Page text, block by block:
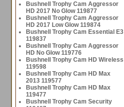
Bushnell Trophy Cam Aggressor
HD 2017 No Glow 119877
Bushnell Trophy Cam Aggressor
HD 2017 Low Glow 119874
Bushnell Trophy Cam Essential E3
119837
Bushnell Trophy Cam Aggressor
HD No Glow 119776
Bushnell Trophy Cam HD Wireless
119598
Bushnell Trophy Cam HD Max
2013 119577
Bushnell Trophy Cam HD Max
119477
Bushnell Trophy Cam Security